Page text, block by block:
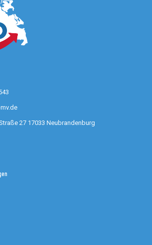
27 17033 Neubrandenburg